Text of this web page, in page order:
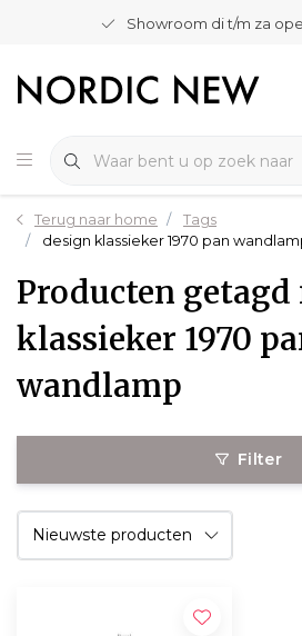
Showroom di t/m za
Terug naar home
Tags
design klassieker 1970 pan
Producten
klassieker 1970
wandlamp
Filter